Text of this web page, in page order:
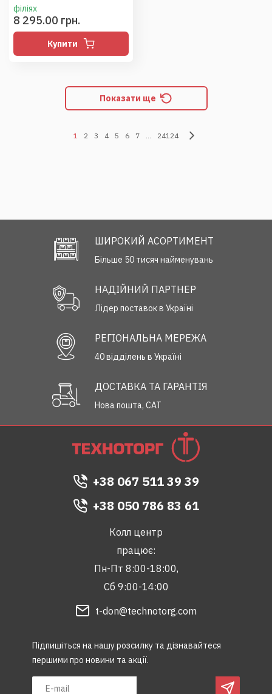
філіях
8 295.00 грн.
Купити
Показати ще
1 2 3 4 5 6 7 ... 24124
ШИРОКИЙ АСОРТИМЕНТ
Більше 50 тисяч найменувань
НАДІЙНИЙ ПАРТНЕР
Лідер поставок в Україні
РЕГІОНАЛЬНА МЕРЕЖА
40 відділень в Україні
ДОСТАВКА ТА ГАРАНТІЯ
Нова пошта, САТ
Підпишіться на нашу розсилку та дізнавайтеся
першими про новини та акції.
+38 067 511 39 39
+38 050 786 83 61
Колл центр
працює:
Пн-Пт 8:00-18:00,
Сб 9:00-14:00
t-don@technotorg.com